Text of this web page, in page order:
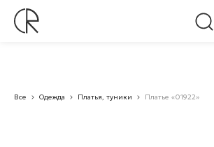
Все Одежда Платья, туники Платье «01922»